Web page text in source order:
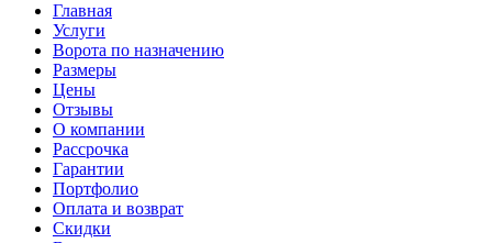
Главная
Услуги
Ворота по назначению
Размеры
Цены
Отзывы
О компании
Рассрочка
Гарантии
Портфолио
Оплата и возврат
Скидки